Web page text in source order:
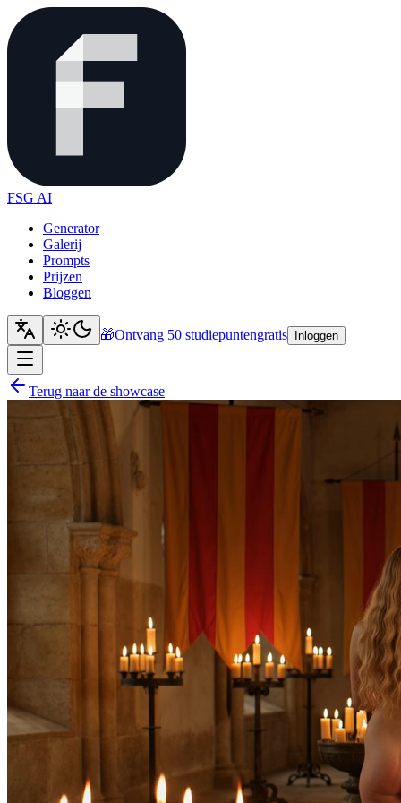
FSG AI
Generator
Galerij
Prompts
Prijzen
Bloggen
🎁Ontvang 50 studiepuntengratis Inloggen
Terug naar de showcase